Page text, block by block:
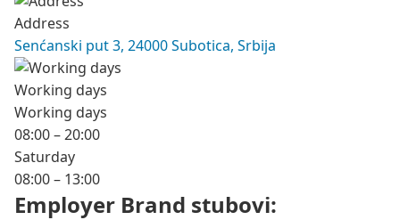
Address
Senćanski put 3, 24000 Subotica, Srbija
Working days
Working days
08:00 – 20:00
Saturday
08:00 – 13:00
Employer Brand stubovi: